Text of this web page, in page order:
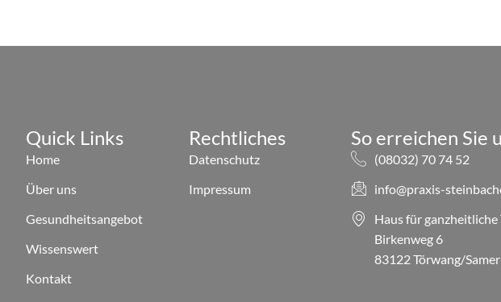
Rechtliches
Datenschutz
Impressum
So erreichen Sie
(08032) 70 74 52
info@praxis-
Haus für ganzheitliche
Birkenweg 6
83122 Törwang/
Quick Links
Home
Über uns
Gesundheitsangebot
Wissenswert
Kontakt